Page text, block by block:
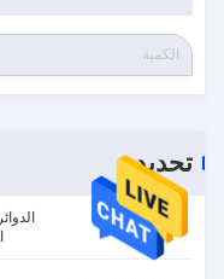
تحديد
الفئة: